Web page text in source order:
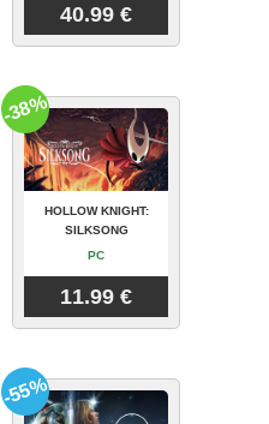
40.99 €
HOLLOW KNIGHT:
SILKSONG
PC
11.99 €
-38%
-55%